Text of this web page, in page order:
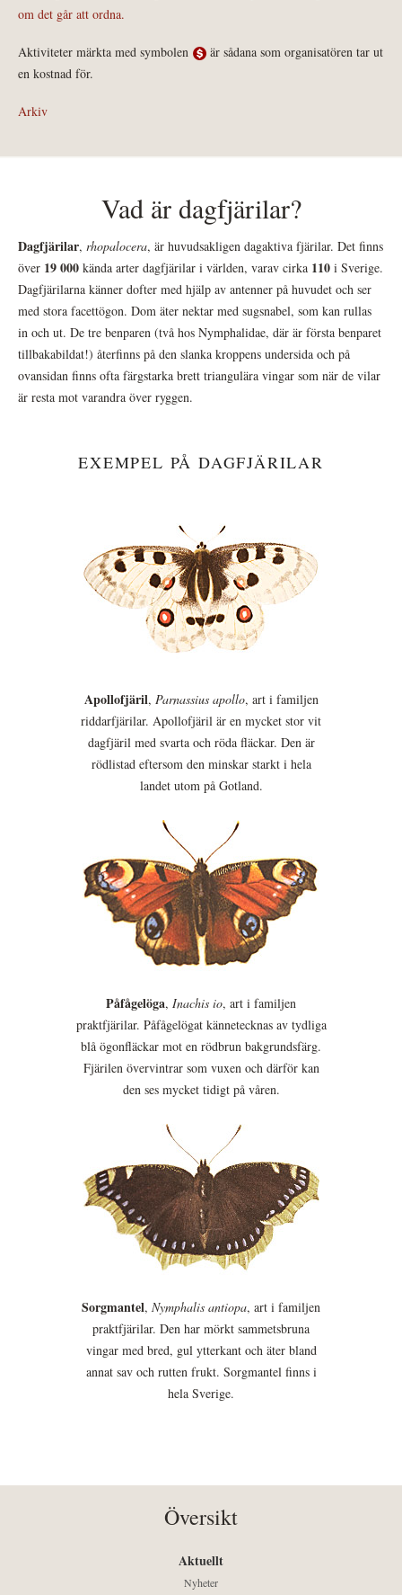
om det går att ordna.
Aktiviteter märkta med symbolen
är sådana som organisatören tar ut
en kostnad för.
Arkiv
Vad är dagfjärilar?
Dagfjärilar, rhopalocera, är huvudsakligen dagaktiva fjärilar. Det finns
över 19 000 kända arter dagfjärilar i världen, varav cirka 110 i Sverige.
Dagfjärilarna känner dofter med hjälp av antenner på huvudet och ser
med stora facettögon. Dom äter nektar med sugsnabel, som kan rullas
in och ut. De tre benparen (två hos Nymphalidae, där är första benparet
tillbakabildat!) återfinns på den slanka kroppens undersida och på
ovansidan finns ofta färgstarka brett triangulära vingar som när de vilar
är resta mot varandra över ryggen.
EXEMPEL PÅ DAGFJÄRILAR
Apollofjäril, Parnassius apollo, art i familjen
riddarfjärilar. Apollofjäril är en mycket stor vit
dagfjäril med svarta och röda fläckar. Den är
rödlistad eftersom den minskar starkt i hela
landet utom på Gotland.
Påfågelöga, Inachis io, art i familjen
praktfjärilar. Påfågelögat kännetecknas av tydliga
blå ögonfläckar mot en rödbrun bakgrundsfärg.
Fjärilen övervintrar som vuxen och därför kan
den ses mycket tidigt på våren.
Sorgmantel, Nymphalis antiopa, art i familjen
praktfjärilar. Den har mörkt sammetsbruna
vingar med bred, gul ytterkant och äter bland
annat sav och rutten frukt. Sorgmantel finns i
hela Sverige.
Översikt
Aktuellt
Nyheter